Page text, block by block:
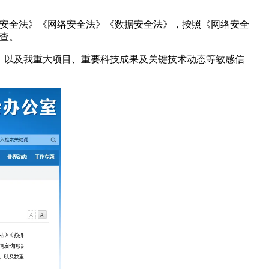
全法》《网络安全法》《数据安全法》，按照《网络安全
。
及我重大项目、重要科技成果及关键技术动态等敏感信